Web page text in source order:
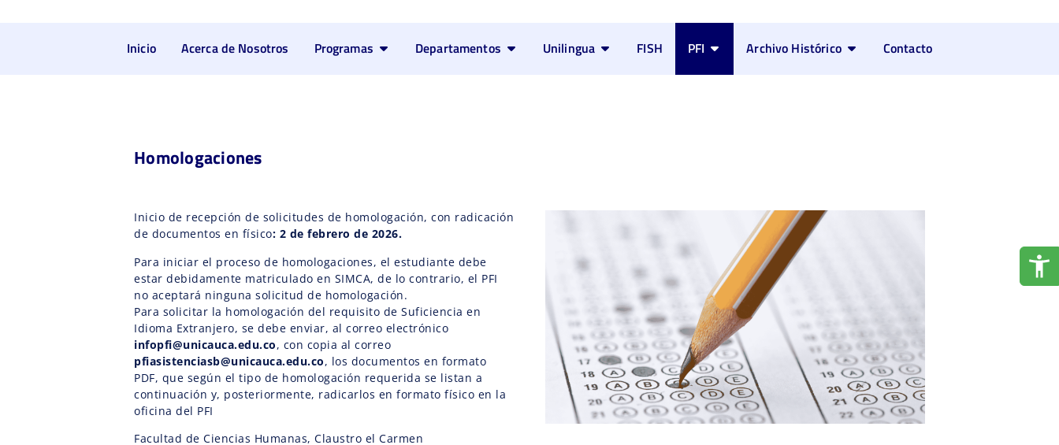
Inicio Acerca de Nosotros Programas Departamentos Unilingua FISH PFI Archivo Histórico Contacto
Homologaciones
Inicio de recepción de solicitudes de homologación, con radicación
de documentos en físico: 2 de febrero de 2026.
Para iniciar el proceso de homologaciones, el estudiante debe
estar debidamente matriculado en SIMCA, de lo contrario, el PFI
no aceptará ninguna solicitud de homologación.
Para solicitar la homologación del requisito de Suficiencia en
Idioma Extranjero, se debe enviar, al correo electrónico
infopfi@unicauca.edu.co, con copia al correo
pfiasistenciasb@unicauca.edu.co, los documentos en formato
PDF, que según el tipo de homologación requerida se listan a
continuación y, posteriormente, radicarlos en formato físico en la
oficina del PFI
Facultad de Ciencias Humanas, Claustro el Carmen